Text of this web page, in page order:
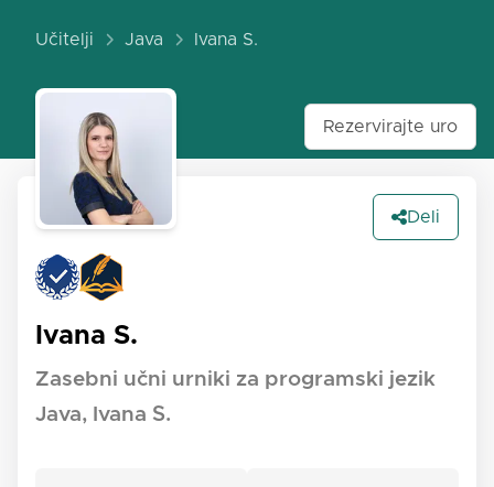
Učitelji Java Ivana S.
Rezervirajte uro
Deli
Ivana S.
Zasebni učni urniki za programski jezik
Java, Ivana S.